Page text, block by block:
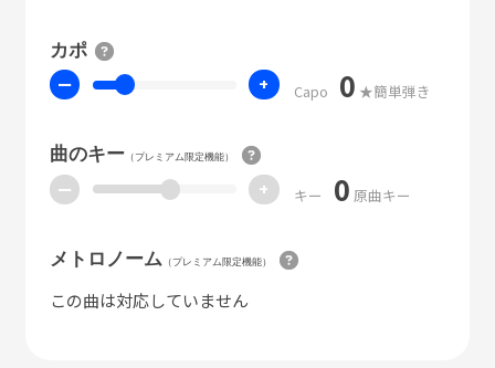
カポ
ー + Capo 0 ★簡単弾き
曲のキー（プレミアム限定機能）
ー + キー 0 原曲キー
メトロノーム （プレミアム限定機能）
この曲は対応していません